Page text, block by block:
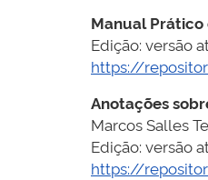
Manual Prático
Edição: versão
https://
Anotações
Marcos Salles
Edição: versão
https://